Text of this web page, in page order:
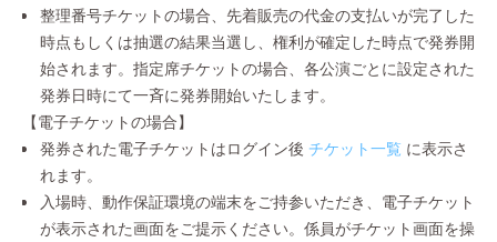
整理番号チケットの場合、先着販売の代金の支払いが完了した
時点もしくは抽選の結果当選し、権利が確定した時点で発券開
始されます。指定席チケットの場合、各公演ごとに設定された
発券日時にて一斉に発券開始いたします。
【電子チケットの場合】
発券された電子チケットはログイン後 チケット一覧 に表示さ
れます。
入場時、動作保証環境の端末をご持参いただき、電子チケット
が表示された画面をご提示ください。係員がチケット画面を操